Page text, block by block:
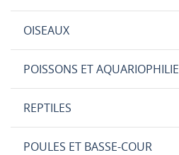
OISEAUX
POISSONS ET AQUARIOPHILIE
REPTILES
POULES ET BASSE-COUR